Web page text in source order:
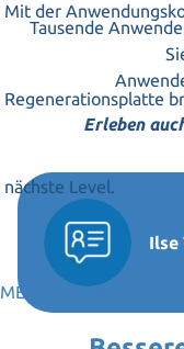
Mit der
Regenerationsplatte
nächste Level.
MEHR ERFAHREN
Tausende
Erleben
Ilse